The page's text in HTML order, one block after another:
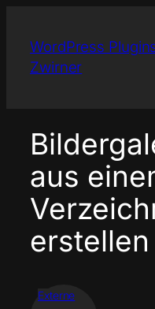
springen
WordPress
Zwirner
aus
erstellen
Externe